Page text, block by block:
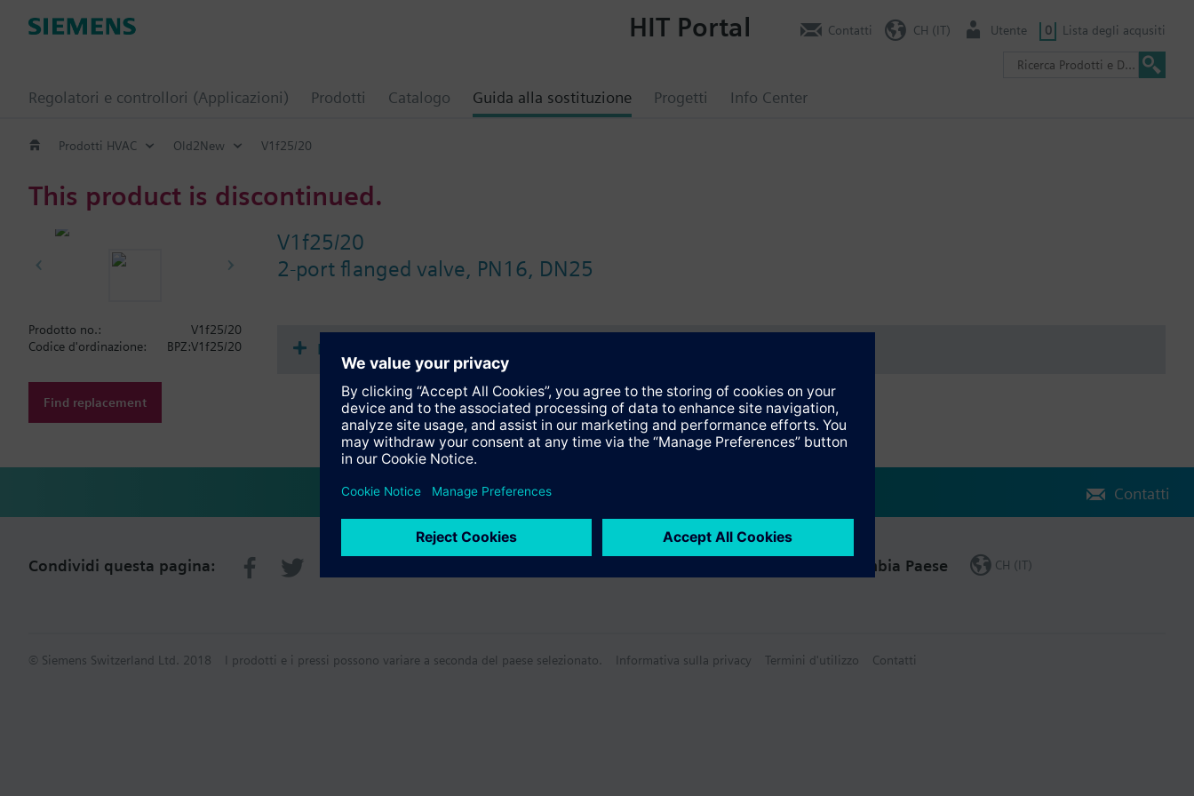
Regolatori e controllori (Applicazioni) Prodotti Catalogo Guida alla sostituzione Progetti Info Center
HIT Portal Contatti CH (IT) Utente 0 Lista degli acqusiti
Prodotti HVAC Old2New V1f25/20
This product is discontinued.
V1f25/20
2-port flanged valve, PN16, DN25
Prodotto no.:
V1f25/20
Codice d'ordinazione:
BPZ:V1f25/20
Find replacement
Documenti
Contatti
Condividi questa pagina: Cambia Paese CH (IT)
© Siemens Switzerland Ltd. 2018 I prodotti e i pressi possono variare a seconda del paese selezionato. Informativa sulla privacy Termini d'utilizzo Contatti